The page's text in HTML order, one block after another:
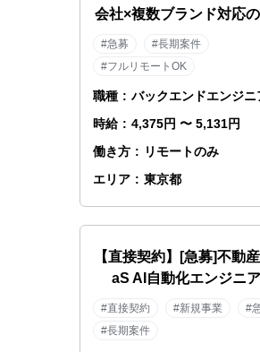
会社×複数ブランド対応
ンジニア
#急募
#長期案件
#フルリモートOK
職種 : バックエンドエンジニ
時給 : 4,375円 〜 5,131円
働き方 : リモートのみ
エリア : 東京都
【直接契約】[急募]不動
aS AI自動化エンジニ
#直接契約 #新規事業
#
#長期案件